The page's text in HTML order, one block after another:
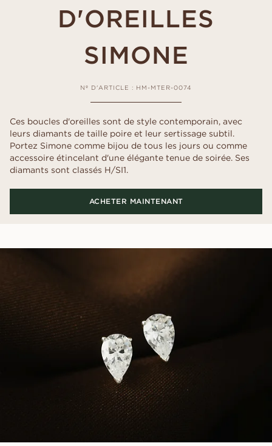
D'OREILLES
SIMONE
Nº D'ARTICLE : HM-MTER-0074
Ces boucles d'oreilles sont de style contemporain, avec
leurs diamants de taille poire et leur sertissage subtil.
Portez Simone comme bijou de tous les jours ou comme
accessoire étincelant d'une élégante tenue de soirée. Ses
diamants sont classés H/SI1.
ACHETER MAINTENANT